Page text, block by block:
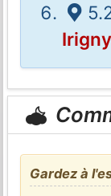
Irigny
Gardez à